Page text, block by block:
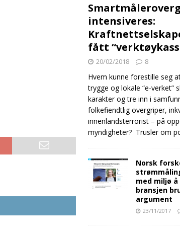
intensiveres:
fått
20/02/2018 8
Hvem kunne forestille seg
trygge og lokale “e-verket”
karakter og tre inn i
folkefiendtlig overgriper,
innenlandsterrorist – på
myndigheter? Trusler om
Norsk
med miljø å
bransjen
argument
23/11/2017